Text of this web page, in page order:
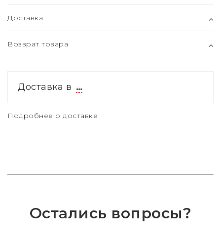
Доставка
Возврат товара
Доставка в …
Подробнее о доставке
Остались вопросы?